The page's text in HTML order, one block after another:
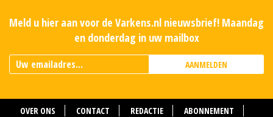
Meld u hier aan voor de Varkens.nl nieuwsbrief! Maandag
en donderdag in uw mailbox
AANMELDEN
OVER ONS CONTACT REDACTIE ABONNEMENT